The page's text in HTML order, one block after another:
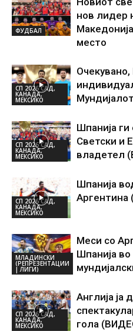
ФУДБАЛ
нов лидер
место
СП 2026 САД,
КАНАДА,
МЕКСИКО
СП 2026 САД,
КАНАДА,
МЕКСИКО
Шпанија
Светски и
владетел
СП 2026 САД,
КАНАДА,
МЕКСИКО
Шпанија
МЛАДИНСКИ
(РЕПРЕЗЕНТАЦИИ
| ЛИГИ)
Меси со
Шпанија
СП 2026 САД,
КАНАДА,
МЕКСИКО
Англија ја
гола